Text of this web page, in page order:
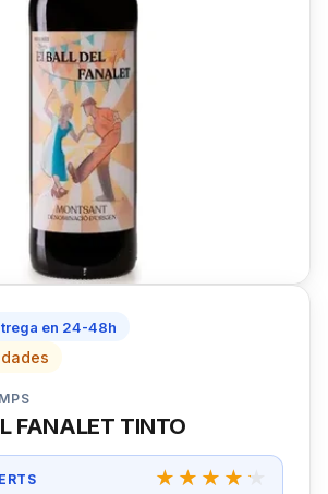
en 24-48h
FANALET TINTO